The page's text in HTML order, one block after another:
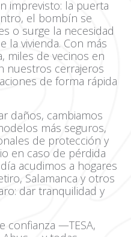
imprevisto: la puerta
el bombín se
o surge la necesidad
la vivienda. Con más
miles de vecinos en
nuestros cerrajeros
de forma rápida
daños, cambiamos
más seguros,
de protección y
en caso de pérdida
acudimos a hogares
Salamanca y otros
dar tranquilidad y
confianza —TESA,